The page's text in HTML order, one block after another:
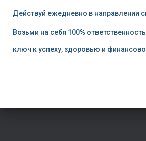
Действуй ежедневно в направлении
Возьми на себя 100%
ключ к успеху, здоровью и